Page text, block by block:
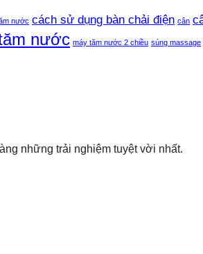
nước cách sử dụng bàn chải điện cân
nước máy tăm nước 2 chiều súng massage
những trải nghiệm tuyệt vời nhất.